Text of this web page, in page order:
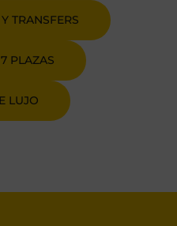
TRANSFERS
PLAZAS
LUJO